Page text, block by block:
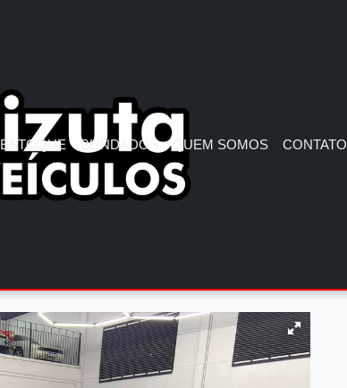
ESTOQUE BLINDADOS QUEM SOMOS CONTATO